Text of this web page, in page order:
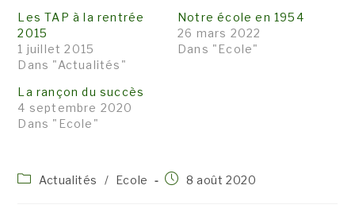
Les TAP à la rentrée
2015
1 juillet 2015
Dans "Actualités"
Notre école en 1954
26 mars 2022
Dans "Ecole"
La rançon du succès
4 septembre 2020
Dans "Ecole"
PostActualités / Ecole
Publication
8 août 2020